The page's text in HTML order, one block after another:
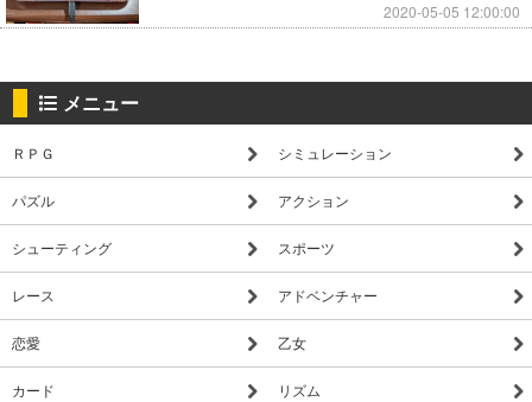
2020-05-05 12:00:00
メニュー
ＲＰＧ シミュレーション
パズル アクション
シューティング スポーツ
レース アドベンチャー
恋愛 乙女
カード リズム